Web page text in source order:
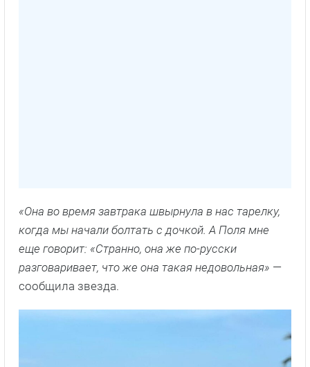
«Она во время завтрака швырнула в нас тарелку,
когда мы начали болтать с дочкой. А Поля мне
еще говорит: «Странно, она же по-русски
разговаривает, что же она такая недовольная» —
сообщила звезда.